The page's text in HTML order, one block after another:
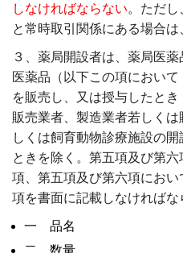
しなければならない。ただ
と常時取引関係にある場合は
３、薬局開設者は、薬局医
医薬品（以下この項において
を販売し、又は授与したと
販売業者、製造業者若しく
しくは飼育動物診療施設の
ときを除く。第五項及び第
項、第五項及び第六項にお
項を書面に記載しなければな
一 品名
二 数量